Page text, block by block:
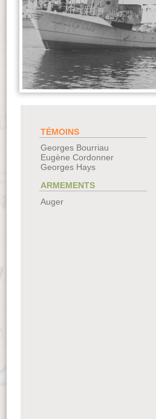
TÉMOINS
Georges Bourriau
Eugène Cordonner
Georges Hays
ARMEMENTS
Auger